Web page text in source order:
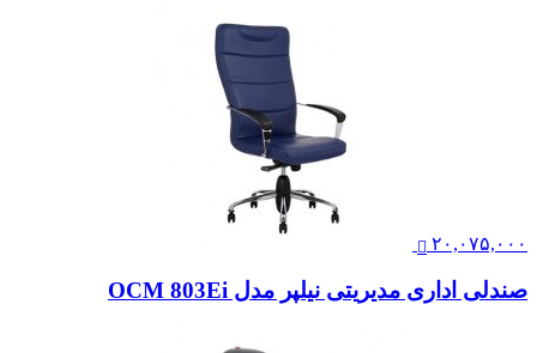
۲۰,۰۷۵,۰۰۰
صندلی اداری مدیریتی نیلپر مدل OCM 803Ei